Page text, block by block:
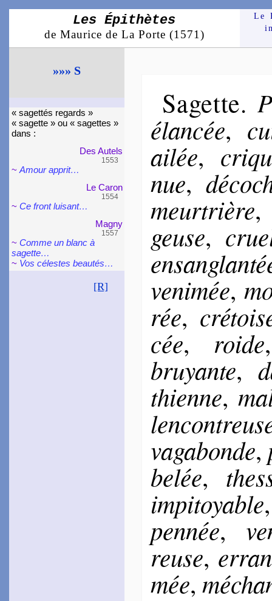
Les Épithètes
de Maurice de La Porte (1571)
Le
»»» S
« sa­get­tés re­gards »
« sagette » ou « sagettes »
dans :
Des Autels
1553
~Amour apprit…
Le Caron
1554
~Ce front lui­sant…
Magny
1557
~Comme un blanc à
sagette…
~ Vos célestes beau­tés…
Bel­leau
1565
[R]
Sagette.
élan­cée,
ai­lée,
nue,
meur­trière
geuse,
ve­ni­mée,
rée,
cée, roide
bruyante,
thienne,
va­ga­bonde,
be­lée,
im­pi­toyable
pen­née,
reuse,
mée,